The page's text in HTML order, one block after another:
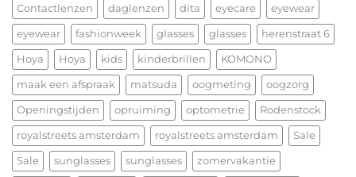
allerbeste
voor
2026!
Contactlenzen daglenzen dita eyecare eyewear
eyewear fashionweek glasses glasses herenstraat 6
Hoya Hoya kids kinderbrillen KOMONO
maak een afspraak matsuda oogmeting oogzorg
Openingstijden opruiming optometrie Rodenstock
royalstreets amsterdam royalstreets amsterdam Sale
Sale sunglasses sunglasses zomervakantie